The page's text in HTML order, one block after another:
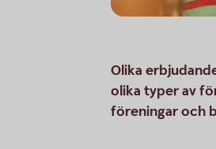
Olika
olika typer av
föreningar och